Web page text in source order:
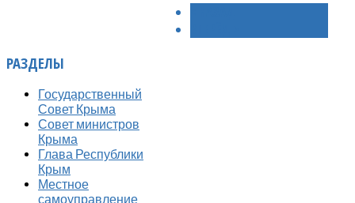
РАЗДЕЛЫ
Государственный
Совет Крыма
Совет министров
Крыма
Глава Республики
Крым
Местное
самоуправление